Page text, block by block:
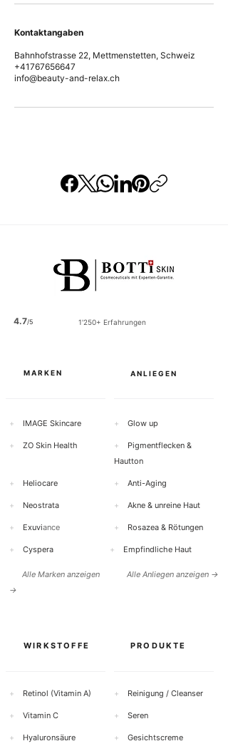
Kontaktangaben
Bahnhofstrasse 22, Mettmenstetten, Schweiz
+41767656647
info@beauty-and-relax.ch
4.7/5 1'250+ Erfahrungen
MARKEN ANLIEGEN
+ IMAGE Skincare + Glow up
+ ZO Skin Health + Pigmentflecken &
Hautton
+ Heliocare + Anti-Aging
+ Neostrata + Akne & unreine Haut
+ Exuviance + Rosazea & Rötungen
+ Cyspera + Empfindliche Haut
Alle Marken anzeigen
→
Alle Anliegen anzeigen →
WIRKSTOFFE PRODUKTE
+ Retinol (Vitamin A) + Reinigung / Cleanser
+ Vitamin C + Seren
+ Hyaluronsäure + Gesichtscreme